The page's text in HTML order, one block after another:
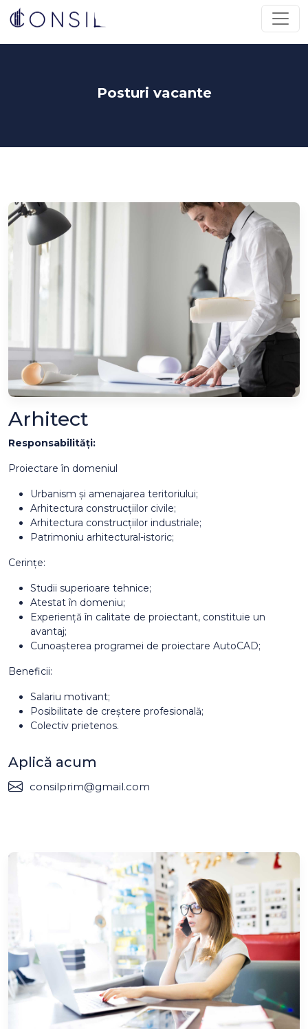
Posturi vacante
Arhitect
Responsabilități:
Proiectare în domeniul
Urbanism și amenajarea teritoriului;
Arhitectura construcțiilor civile;
Arhitectura construcțiilor industriale;
Patrimoniu arhitectural-istoric;
Cerințe:
Studii superioare tehnice;
Atestat în domeniu;
Experiență în calitate de proiectant, constituie un
avantaj;
Cunoașterea programei de proiectare AutoCAD;
Beneficii:
Salariu motivant;
Posibilitate de creștere profesională;
Colectiv prietenos.
Aplică acum
consilprim@gmail.com